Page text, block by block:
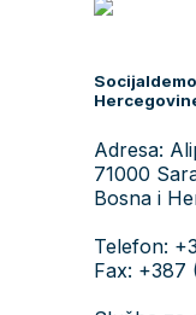
Adresa:
71000
Bosna i
Telefon:
Fax: +387